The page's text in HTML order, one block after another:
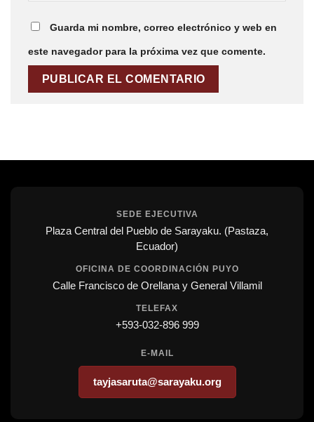
Guarda mi nombre, correo electrónico y web en
este navegador para la próxima vez que comente.
SEDE EJECUTIVA
Plaza Central del Pueblo de Sarayaku. (Pastaza,
Ecuador)
OFICINA DE COORDINACIÓN PUYO
Calle Francisco de Orellana y General Villamil
TELEFAX
+593-032-896 999
E-MAIL
tayjasaruta@sarayaku.org